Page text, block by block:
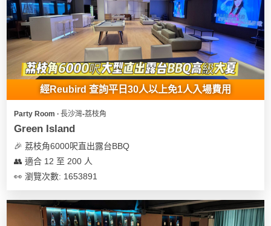
經Reubird 查詢平日30人以上免1人入場費用
Party Room ∙ 長沙灣-荔枝角
Green Island
🎉 荔枝角6000呎直出露台BBQ
👥 適合 12 至 200 人
👀 瀏覽次數: 1653891